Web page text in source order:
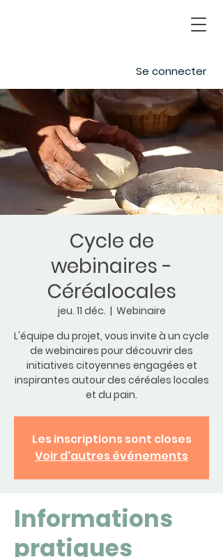
Se connecter
Cycle de
webinaires -
Céréalocales
jeu. 11 déc.
  |
Webinaire
L'équipe du projet, vous invite à un cycle
de webinaires pour découvrir des
initiatives citoyennes engagées et
inspirantes autour des céréales locales
et du pain.
Les inscriptions sont closes
Voir d'autres événements
Informations
pratiques